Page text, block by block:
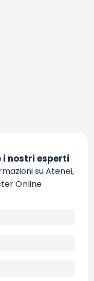
nostri esperti
su Atenei,
Online